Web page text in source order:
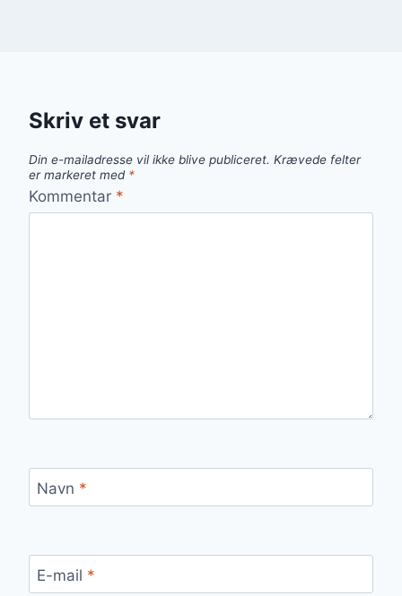
Skriv et svar
Din e-mailadresse vil ikke blive publiceret. Krævede felter
er markeret med *
Kommentar *
Navn *
E-mail *